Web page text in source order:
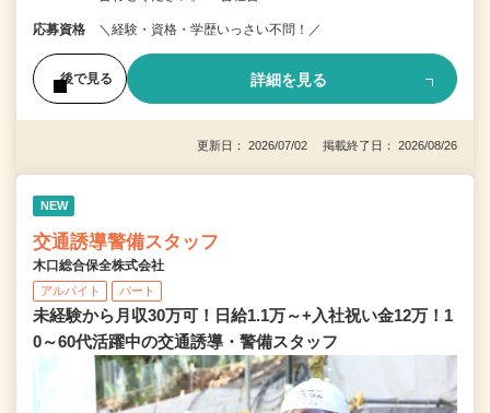
応募資格 ＼経験・資格・学歴いっさい不問！／
後で見る 詳細を見る
更新日： 2026/07/02 掲載終了日： 2026/08/26
NEW
交通誘導警備スタッフ
木口総合保全株式会社
アルバイト パート
未経験から月収30万可！日給1.1万～+入社祝い金12万！1
0～60代活躍中の交通誘導・警備スタッフ